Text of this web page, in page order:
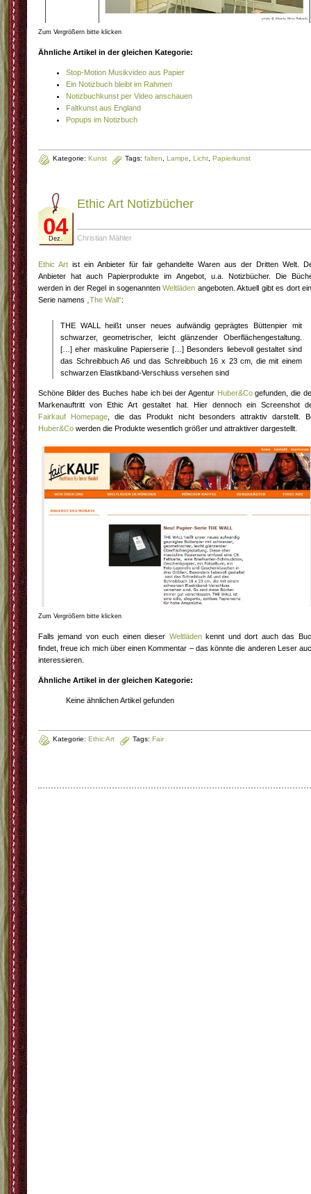
Zum Vergrößern bitte klicken
Ähnliche Artikel in der gleichen Kategorie:
Stop-Motion Musikvideo aus Papier
Ein Notizbuch bleibt im Rahmen
Notizbuchkunst per Video anschauen
Faltkunst aus England
Popups im Notizbuch
Kategorie: Kunst Tags: falten Lampe Licht Papierkunst
04
Dez.
Ethic Art Notizbücher
Christian Mähler
Ethic Art ist ein Anbieter für fair gehandelte Waren aus der Dritten Welt.
Anbieter hat auch Papierprodukte im Angebot, u.a. Notizbücher. Die
werden in der Regel in sogenanntenWeltläden angeboten. Aktuell gibt es dort
Serie namens
„The Wall“:
THE WALL heißt unser neues aufwändig geprägtes Büttenpier mit
schwarzer, geometrischer, leicht glänzender Oberflächengestaltung.
[…] eher maskuline Papierserie […] Besonders liebevoll gestaltet sind
das Schreibbuch A6 und das Schreibbuch 16 x 23 cm, die mit einem
schwarzen Elastikband-Verschluss versehen sind
Schöne Bilder des Buches habe ich bei der Agentur Huber&Cogefunden, die
Markenauftritt von Ethic Art gestaltet hat. Hier dennoch ein Screenshot
Fairkauf Homepage , die das Produkt nicht besonders attraktiv darstellt.
Huber&Co werden die Produkte wesentlich größer und attraktiver dargestellt.
Zum Vergrößern bitte klicken
Falls jemand von euch einen dieser Weltläden kennt und dort auch das
findet, freue ich mich über einen Kommentar – das könnte die anderen Leser
interessieren.
Ähnliche Artikel in der gleichen Kategorie:
Keine ähnlichen Artikel gefunden
Kategorie: Ethic Art Tags: Fair